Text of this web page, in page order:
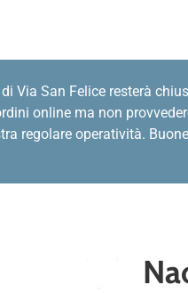
Via San Felice resterà
online ma non
regolare operatività.